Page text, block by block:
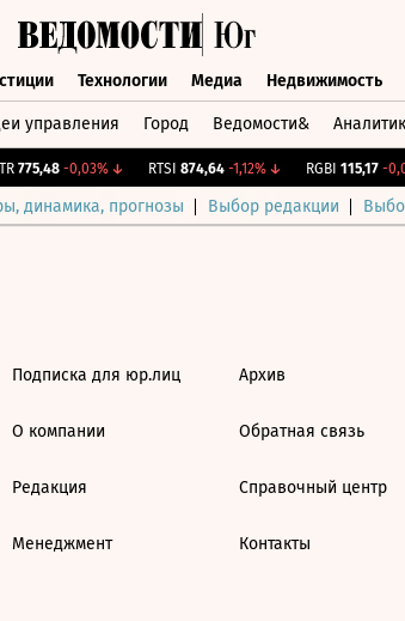
Технологии Медиа Недвижимость
управления Город Ведомости&
775,48 -0,03%↓ RTSI 874,64 -1,12%↓ RGBI 115,17 -
динамика, прогнозы Выбор редакции
Подписка для юр.лиц
О компании
Редакция
Менеджмент
Архив
Обратная связь
Справочный центр
Контакты